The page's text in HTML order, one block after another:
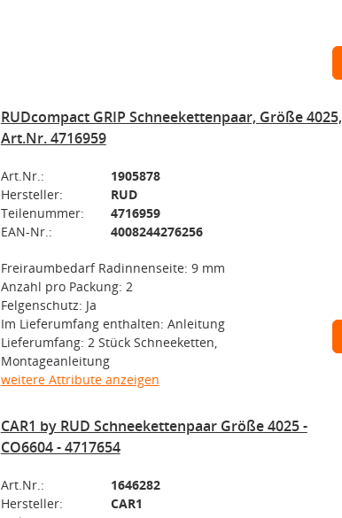
RUDcompact GRIP Schneekettenpaar, Größe 4025,
Art.Nr. 4716959
Art.Nr.:
1905878
Hersteller:
RUD
Teilenummer:
4716959
EAN-Nr.:
4008244276256
Freiraumbedarf Radinnenseite: 9 mm
Anzahl pro Packung: 2
Felgenschutz: Ja
Im Lieferumfang enthalten: Anleitung
Lieferumfang: 2 Stück Schneeketten,
Montageanleitung
weitere Attribute anzeigen
CAR1 by RUD Schneekettenpaar Größe 4025 -
CO6604 - 4717654
Art.Nr.:
1646282
Hersteller:
CAR1